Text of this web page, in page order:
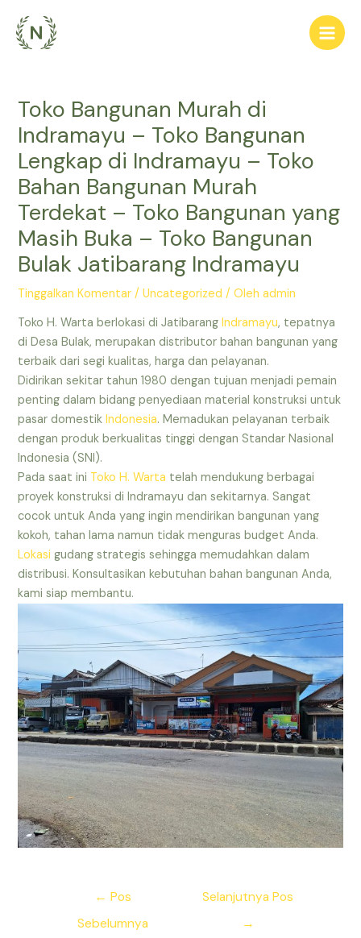
konten
Main
Toko Bangunan Murah di
Indramayu – Toko Bangunan
Lengkap di Indramayu – Toko
Bahan Bangunan Murah
Terdekat – Toko Bangunan yang
Masih Buka – Toko Bangunan
Bulak Jatibarang Indramayu
Tinggalkan Komentar /Uncategorized / Olehadmin
Toko H. Warta berlokasi di JatibarangIndramayu, tepatnya
di Desa Bulak, merupakan distributor bahan bangunan yang
terbaik dari segi kualitas, harga dan pelayanan.
Didirikan sekitar tahun 1980 dengan tujuan menjadi pemain
penting dalam bidang penyediaan material konstruksi untuk
pasar domestikIndonesia. Memadukan pelayanan terbaik
dengan produk berkualitas tinggi dengan Standar Nasional
Indonesia (SNI).
Pada saat ini Toko H. Warta telah mendukung berbagai
proyek konstruksi di Indramayu dan sekitarnya. Sangat
cocok untuk Anda yang ingin mendirikan bangunan yang
kokoh, tahan lama namun tidak menguras budget Anda.
Lokasi gudang strategis sehingga memudahkan dalam
distribusi. Konsultasikan kebutuhan bahan bangunan Anda,
kami siap membantu.
← Pos
Sebelumnya
Selanjutnya Pos
→